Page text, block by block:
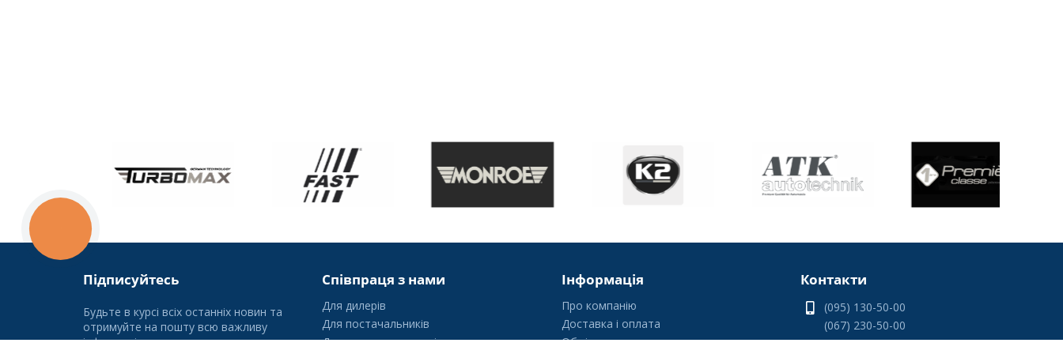
Підписуйтесь
Будьте в курсі всіх останніх новин та
отримуйте на пошту всю важливу
інформацію.
Співпраця з нами
Для дилерів
Для постачальників
Для гуртових покупців
Інформація
Про компанію
Доставка і оплата
Обмін та повернення
Контакти
(095) 130-50-00
(067) 230-50-00
(066) 330-50-00